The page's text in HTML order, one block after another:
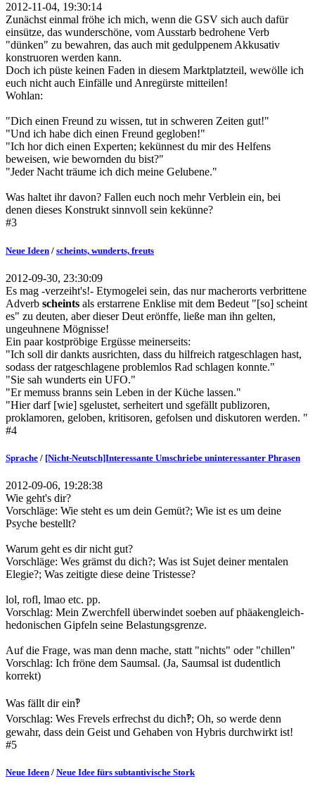
2012-11-04, 19:30:14
Zunächst einmal fröhe ich mich, wenn die GSV sich auch dafür
einsütze, das wunderschöne, vom Ausstarb bedrohene Verb
"dünken" zu bewahren, das auch mit gedulppenem Akkusativ
konstruoren werden kann.
Doch ich püste keinen Faden in diesem Marktplatzteil, wewölle ich
euch nicht auch Einfälle und Anregürste mitteilen!
Wohlan:
"Dich einen Freund zu wissen, tut in schweren Zeiten gut!"
"Und ich habe dich einen Freund gegloben!"
"Ich hor dich einen Experten; kekünnest du mir des Helfens
beweisen, wie bewornden du bist?"
"Jeder Nacht träume ich dich meine Gelubene."
Was haltet ihr davon? Fallen euch noch mehr Verblein ein, bei
denen dieses Konstrukt sinnvoll sein kekünne?
#3
Neue Ideen / scheints, wunderts, freuts
2012-09-30, 23:30:09
Es mag -verzeiht's!- Etymogelei sein, das nur macherorts verbrittene
Adverb scheints als erstarrene Enklise mit dem Bedeut "[so] scheint
es" zu deuten, aber dieser Deut erönffe, ließe man ihn gelten,
ungeuhnene Mögnisse!
Ein paar kostpröbige Ergüsse meinerseits:
"Ich soll dir dankts ausrichten, dass du hilfreich ratgeschlagen hast,
sodass der ratgeschlagene problemlos Rad schlagen konnte."
"Sie sah wunderts ein UFO."
"Er memuss branns sein Leben in der Küche lassen."
"Hier darf [wie] sgelustet, serheitert und sgefällt publizoren,
proklamoren, geloben, kritisoren, gefolsen und diskutoren werden. "
#4
Sprache / [Nicht-Neutsch]Interessante Umschriebe uninteressanter Phrasen
2012-09-06, 19:28:38
Wie geht's dir?
Vorschläge: Wie steht es um dein Gemüt?; Wie ist es um deine
Psyche bestellt?
Warum geht es dir nicht gut?
Vorschläge: Wes grämst du dich?; Was ist Sujet deiner mentalen
Elegie?; Was zeitigte diese deine Tristesse?
lol, rofl, lmao etc. pp.
Vorschlag: Mein Zwerchfell überwindet soeben auf phäakengleich-
hedonischen Gipfeln seine Belastungsgrenze.
Auf die Frage, was man denn mache, statt "nichts" oder "chillen"
Vorschlag: Ich fröne dem Saumsal. (Ja, Saumsal ist dudentlich
korrekt)
Was fällt dir ein‽
Vorschlag: Wes Frevels erfrechst du dich‽; Oh, so werde denn
gewahr, dass dein Geist und Gehaben von Hybris durchwirkt ist!
#5
Neue Ideen / Neue Idee fürs subtantivische Stork